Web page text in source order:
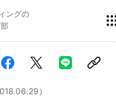
ングの
BtoBマーケティング
）